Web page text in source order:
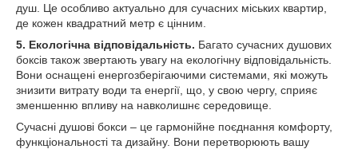
душ. Це особливо актуально для сучасних міських квартир,
де кожен квадратний метр є цінним.
5. Екологічна відповідальність. Багато сучасних душових
боксів також звертають увагу на екологічну відповідальність.
Вони оснащені енергозберігаючими системами, які можуть
знизити витрату води та енергії, що, у свою чергу, сприяє
зменшенню впливу на навколишнє середовище.
Сучасні душові бокси – це гармонійне поєднання комфорту,
функціональності та дизайну. Вони перетворюють вашу